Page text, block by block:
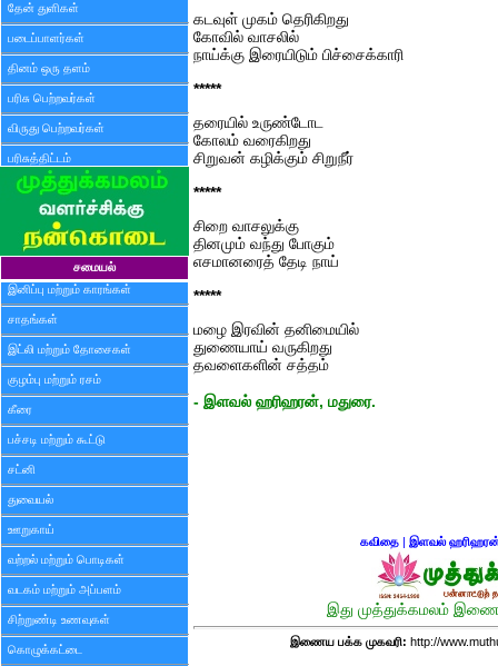
தேன் துளிகள்
படைப்பாளர்கள்
தினம் ஒரு தளம்
பரிசு பெற்றவர்கள்
விருது பெற்றவர்கள்
பரிசுத்திட்டம்
சமையல்
இனிப்பு மற்றும் காரங்கள்
சாதங்கள்
இட்லி மற்றும் தோசைகள்
குழம்பு மற்றும் ரசம்
கீரை
பச்சடி மற்றும் கூட்டு
சட்னி
துவையல்
ஊறுகாய்
வற்றல் மற்றும் பொடிகள்
வடகம் மற்றும் அப்பளம்
சிற்றுண்டி உணவுகள்
கொழுக்கட்டை
கடவுள் முகம் தெரிகிறது
கோவில் வாசலில்
நாய்க்கு இரையிடும் பிச்சைக்காரி
*****
தரையில் உருண்டோட
கோலம் வரைகிறது
சிறுவன் கழிக்கும் சிறுநீர்
*****
சிறை வாசலுக்கு
தினமும் வந்து போகும்
எசமானரைத் தேடி நாய்
*****
மழை இரவின் தனிமையில்
துணையாய் வருகிறது
தவளைகளின் சத்தம்
- இளவல் ஹரிஹரன், மதுரை.
கவிதை| இளவல்
இது முத்துக்கமலம்
இணைய பக்க முகவரி: http://